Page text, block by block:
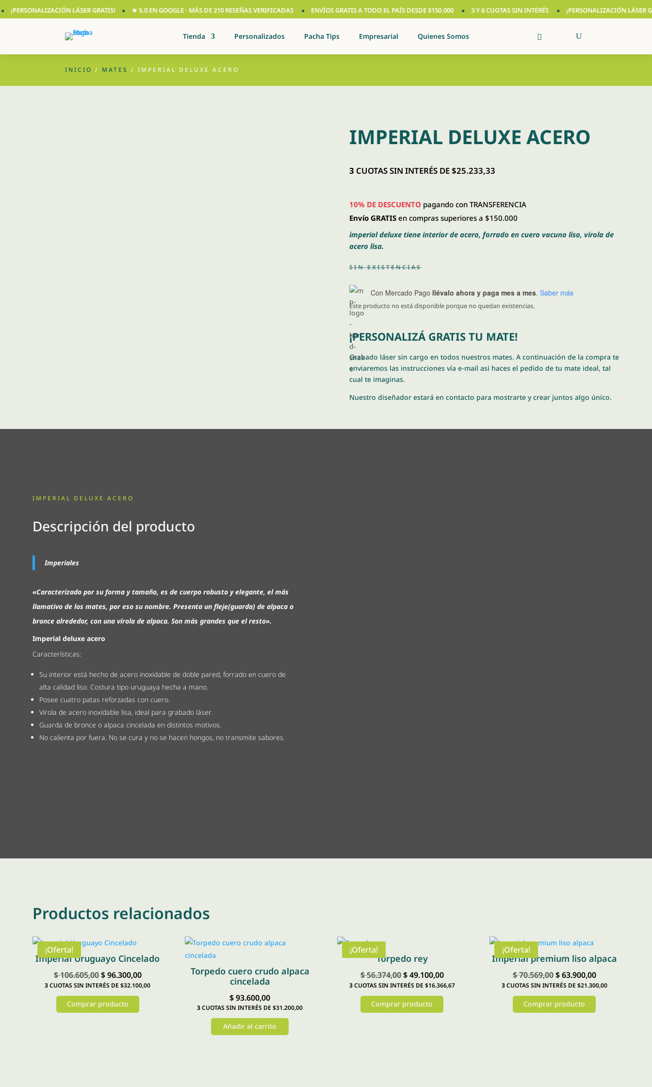
LÁSER GRATIS! ★ 5.0 EN GOOGLE · MÁS DE 210 RESEÑAS VERIFICADAS ENVÍOS GRATIS A TODO EL PAÍS DESDE $150.000 3 Y 6 CUOTAS SIN INTERÉS ¡PERSONALIZACIÓN LÁSER
Tienda Personalizados Pacha Tips Empresarial Quienes Somos
INICIO / MATES / IMPERIAL DELUXE ACERO
IMPERIAL DELUXE ACERO
3 CUOTAS SIN INTERÉS DE $25.233,33
10% DE DESCUENTO pagando con TRANSFERENCIA
Envío GRATIS en compras superiores a $150.000
imperial deluxe tiene interior de acero, forrado en cuero vacuno liso, virola de
acero lisa.
SIN EXISTENCIAS
Con Mercado Pago llévalo ahora y paga mes a mes. Saber más
Este producto no está disponible porque no quedan existencias.
¡PERSONALIZÁ GRATIS TU MATE!
Grabado láser sin cargo en todos nuestros mates. A continuación de la compra te
enviaremos las instrucciones vía e-mail asi haces el pedido de tu mate ideal, tal
cual te imaginas.
Nuestro diseñador estará en contacto para mostrarte y crear juntos algo único.
IMPERIAL DELUXE ACERO
Descripción del producto
Imperiales
«Caracterizado por su forma y tamaño, es de cuerpo robusto y elegante, el más
llamativo de los mates, por eso su nombre. Presenta un fleje(guarda) de alpaca o
bronce alrededor, con una virola de alpaca.Son más grandes que el resto».
Imperial deluxe acero
Características:
Su interior está hecho de acero inoxidable de doble pared, forrado en cuero de
alta calidad liso. Costura tipo uruguaya hecha a mano.
Posee cuatro patas reforzadas con cuero.
Virola de acero inoxidable lisa, ideal para grabado láser.
Guarda de bronce o alpaca cincelada en distintos motivos.
No calienta por fuera. No se cura y no se hacen hongos, no transmite sabores.
Productos relacionados
¡Oferta!
Imperial Uruguayo Cincelado
$106.605,00El
precio
original
era:
$96.300,00El
precio
3CUOTAS SIN INTERÉS DE $32.100,00
Comprar producto
Torpedo cuero crudo alpaca
cincelada
$93.600,00
3CUOTAS SIN INTERÉS DE $31.200,00
Añadir al carrito
¡Oferta!
Torpedo rey
$56.374,00El
precio
original
era:
$49.100,00El
precio
3CUOTAS SIN INTERÉS DE $16.366,67
Comprar producto
¡Oferta!
Imperial premium liso alpaca
$70.569,00El
precio
original
era:
$63.900,00El
precio
3CUOTAS SIN INTERÉS DE $21.300,00
Comprar producto